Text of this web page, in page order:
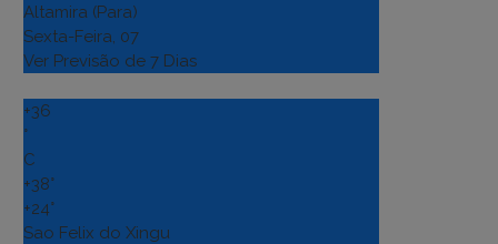
Altamira (Para)
Sexta-Feira, 07
Ver Previsão de 7 Dias
+36
°
C
+38°
+24°
Sao Felix do Xingu